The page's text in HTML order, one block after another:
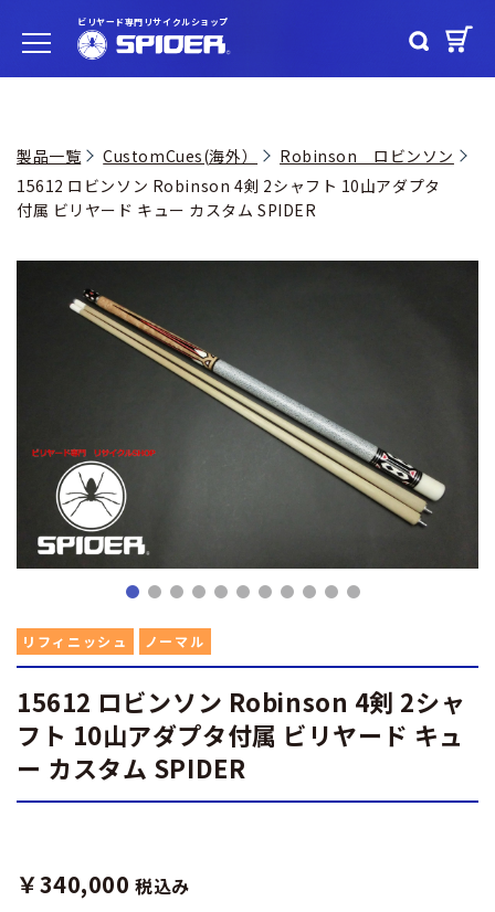
ビリヤード専門リサイクルショップ
製品一覧 CustomCues(海外）
Robinson ロビンソン
15612 ロビンソン Robinson 4剣 2シャフト 10山アダプタ
付属 ビリヤード キュー カスタム SPIDER
リフィニッシュ ノーマル
15612 ロビンソン Robinson 4剣 2シャ
フト 10山アダプタ付属 ビリヤード キュ
ー カスタム SPIDER
￥340,000 税込み